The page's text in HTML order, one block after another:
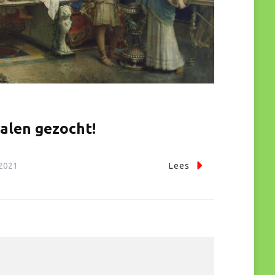
gezocht!
Lees